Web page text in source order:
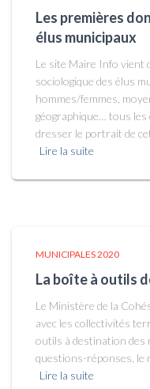
Les premières
élus municipaux
Le site Maire Info vient
sociologique des élus
hommes/femmes,
géographique… tous
dresser le portrait de
Lire la suite
MUNICIPALES 2020
La boîte à outils
Le Ministère de la
avec les collectivités
outils à destination des
questions-réponses, le
Lire la suite